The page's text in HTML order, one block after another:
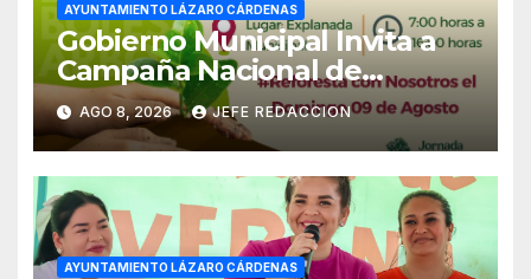
AYUNTAMIENTO LÁZARO CÁRDENAS
Gobierno Municipal Invita a
Campaña Nacional de
Reforestación
AGO 8, 2026 JEFE REDACCION
AYUNTAMIENTO LÁZARO CÁRDENAS